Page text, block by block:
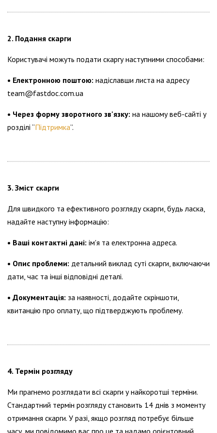
2. Подання скарги
Користувачі можуть подати скаргу наступними способами:
• Електронною поштою: надіславши листа на адресу
team@fastdoc.com.ua
• Через форму зворотного зв'язку: на нашому веб-сайті у
розділі “Підтримка”.
3. Зміст скарги
Для швидкого та ефективного розгляду скарги, будь ласка,
надайте наступну інформацію:
• Ваші контактні дані: ім'я та електронна адреса.
• Опис проблеми: детальний виклад суті скарги, включаючи
дати, час та інші відповідні деталі.
• Документація: за наявності, додайте скріншоти,
квитанцію про оплату, що підтверджують проблему.
4. Термін розгляду
Ми прагнемо розглядати всі скарги у найкоротші терміни.
Стандартний термін розгляду становить 14 днів з моменту
отримання скарги. У разі, якщо розгляд потребує більше
часу, ми повідомимо вас про це та надамо орієнтовний